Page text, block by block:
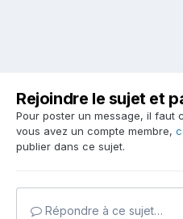
Rejoindre le sujet et
Pour poster un message, il faut
vous avez un compte membre,
publier dans ce sujet.
Répondre à ce sujet…